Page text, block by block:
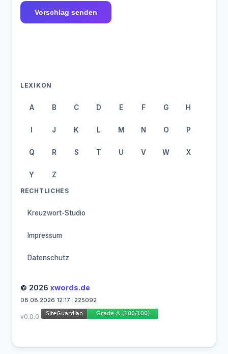
Vorschlag senden
LEXIKON
A B C D E F G H
I J K L M N O P
Q R S T U V W X
Y Z
RECHTLICHES
Kreuzwort-Studio
Impressum
Datenschutz
© 2026 xwords.de
08.08.2026 12:17 | 225092
v0.0.0